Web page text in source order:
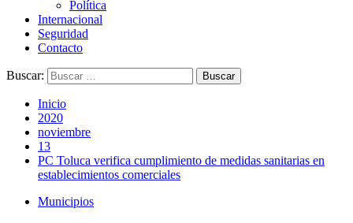
Política
Internacional
Seguridad
Contacto
Buscar:
Inicio
2020
noviembre
13
PC Toluca verifica cumplimiento de medidas sanitarias en
establecimientos comerciales
Municipios